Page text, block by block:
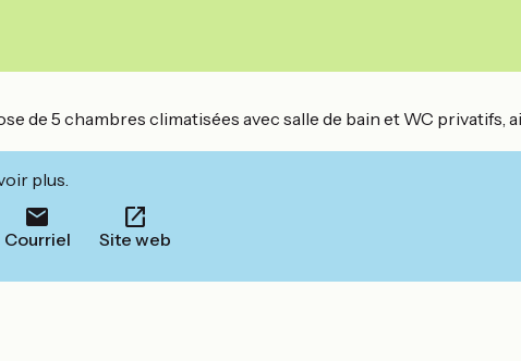
de 5 chambres climatisées avec salle de bain et WC privatifs,
plus.
Courriel Site web